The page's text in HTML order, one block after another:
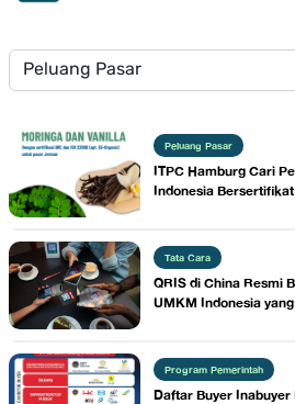
Peluang Pasar
ITPC Hamburg Cari
Indonesia
Tata Cara
QRIS di China Resmi
UMKM Indonesia
Program Pemerintah
Daftar Buyer Inabuyer